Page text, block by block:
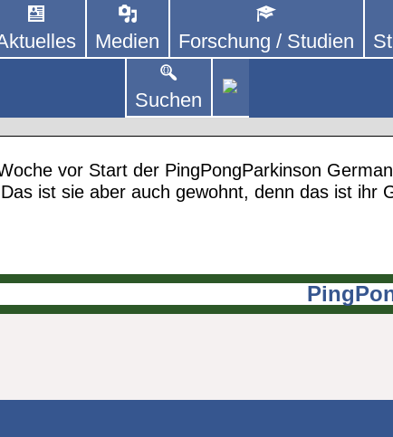
E. V.
kooperierenden Vereinen und
um Personen mit Parkinson und deren
Medien Forschung / Studien
Suchen
vor Start der PingPongParkinson
ist sie aber auch gewohnt, denn das ist ihr